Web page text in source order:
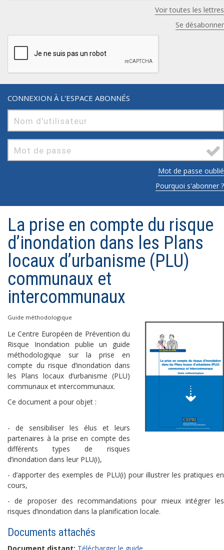
Voir toutes les lettres
Se désabonner
CONNEXION À L'ESPACE ABONNÉS
Mot de passe oublié
Pourquoi s'abonner ?
La prise en compte du risque
d’inondation dans les Plans
locaux d’urbanisme (PLU)
communaux et
intercommunaux
Guide méthodologique
Le Centre Européen de Prévention du
Risque Inondation publie un guide
méthodologique sur la prise en
compte du risque d’inondation dans
les Plans locaux d’urbanisme (PLU)
communaux et intercommunaux.
Ce document a pour objet :
- de sensibiliser les élus et leurs
partenaires à la prise en compte des
différents types de risques
d’inondation dans leur PLU(i),
- d’apporter des exemples de PLU(i) pour illustrer les pratiques en
cours,
- de proposer des recommandations pour mieux intégrer les
risques d’inondation dans la planification locale.
Documents attachés